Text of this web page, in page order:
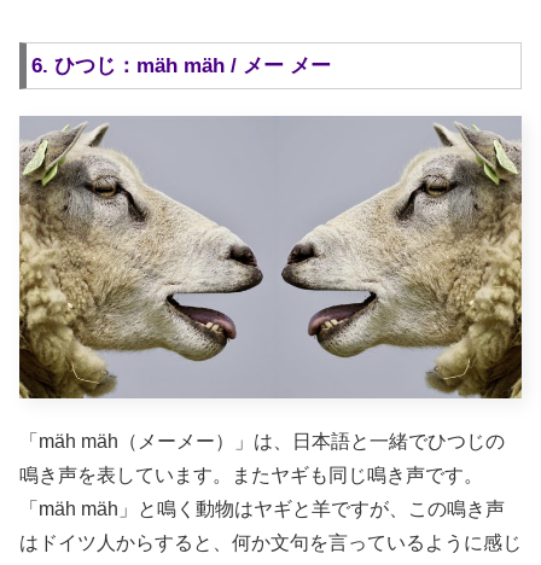
6. ひつじ：mäh mäh / メー メー
「mäh mäh（メーメー）」は、日本語と一緒でひつじの
鳴き声を表しています。またヤギも同じ鳴き声です。
「mäh mäh」と鳴く動物はヤギと羊ですが、この鳴き声
はドイツ人からすると、何か文句を言っているように感じ